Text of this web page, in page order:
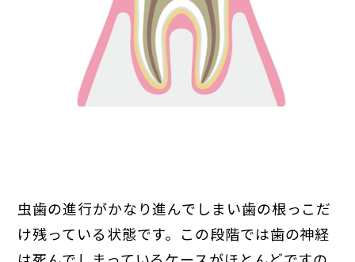
虫歯の進行がかなり進んでしまい歯の根っこだ
け残っている状態です。この段階では歯の神経